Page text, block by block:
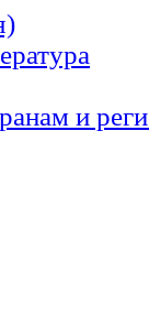
и